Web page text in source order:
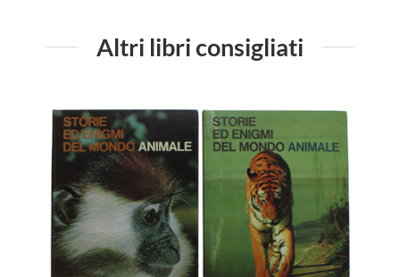
Altri libri consigliati